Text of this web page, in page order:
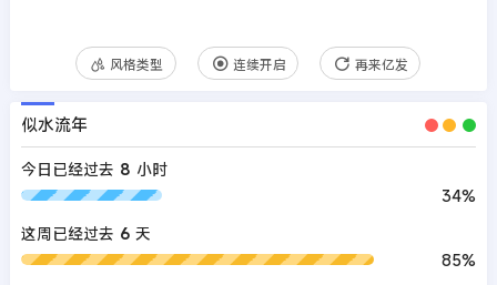
风格类型 连续开启 再来亿发
似水流年
今日已经过去 8 小时
34%
这周已经过去 6 天
85%